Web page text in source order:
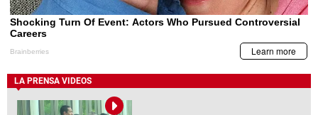
LA PRENSA VIDEOS